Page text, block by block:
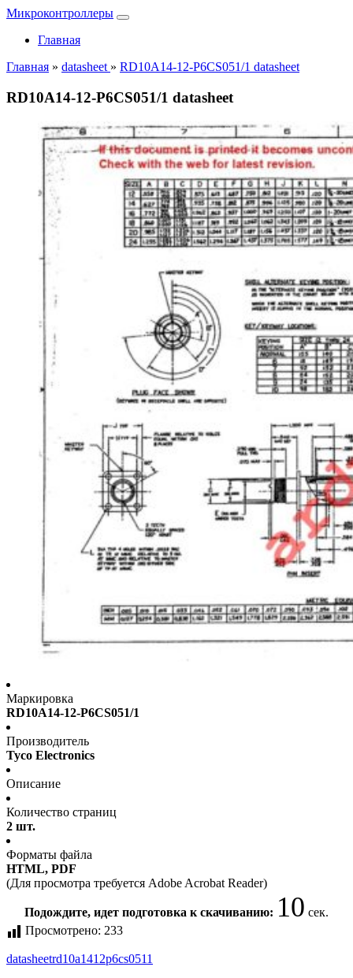
Микроконтроллеры
Главная
Главная » datasheet » RD10A14-12-P6CS051/1 datasheet
RD10A14-12-P6CS051/1 datasheet
Маркировка
RD10A14-12-P6CS051/1
Производитель
Tyco Electronics
Описание
Количество страниц
2 шт.
Форматы файла
HTML, PDF
(Для просмотра требуется Adobe Acrobat Reader)
Подождите, идет подготовка к скачиванию: 10 сек.
Просмотрено: 233
datasheetrd10a1412p6cs0511